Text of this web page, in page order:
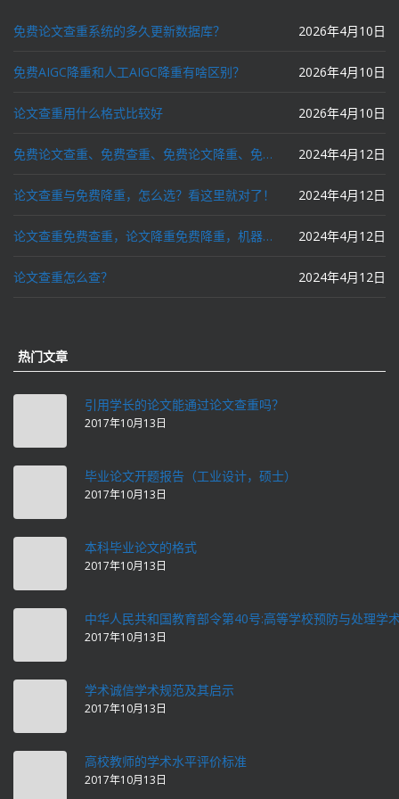
免费论文查重系统的多久更新数据库？ 2026年4月10日
免费AIGC降重和人工AIGC降重有啥区别？ 2026年4月10日
论文查重用什么格式比较好 2026年4月10日
免费论文查重、免费查重、免费论文降重、免费降重、智能降重、一键降重、降低AIGC写作率、AI写论文，这些名词你了解吗？ 2024年4月12日
论文查重与免费降重，怎么选？看这里就对了！ 2024年4月12日
论文查重免费查重，论文降重免费降重，机器降重，人工降重，降低AIGC写作率，ai写论文，都要选论文狗和paperdog以及文思慧达！ 2024年4月12日
论文查重怎么查？ 2024年4月12日
热门文章
引用学长的论文能通过论文查重吗？
2017年10月13日
毕业论文开题报告（工业设计，硕士）
2017年10月13日
本科毕业论文的格式
2017年10月13日
中华人民共和国教育部令第40号:高等学校预防与处理学
2017年10月13日
学术诚信学术规范及其启示
2017年10月13日
高校教师的学术水平评价标准
2017年10月13日